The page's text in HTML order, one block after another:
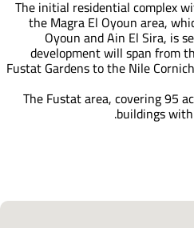
The initial residential complex
the Magra El Oyoun area,
Oyoun and Ain El Sira, is
development will span from
Fustat Gardens to the Nile
The Fustat area, covering 95
buildings